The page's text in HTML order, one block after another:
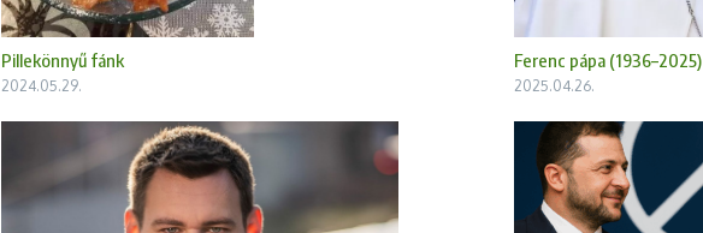
Pillekönnyű fánk
2024.05.29.
Ferenc pápa (1936–2025)​
2025.04.26.